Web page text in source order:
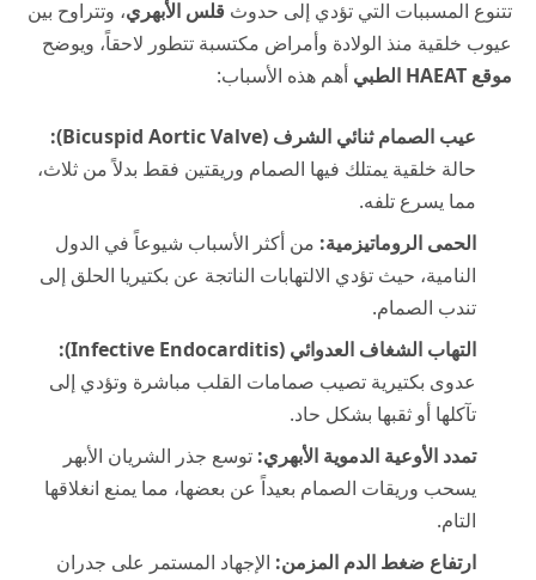
تتنوع المسببات التي تؤدي إلى حدوث قلس الأبهري، وتتراوح بين
عيوب خلقية منذ الولادة وأمراض مكتسبة تتطور لاحقاً، ويوضح
موقع HAEAT الطبي
أهم هذه الأسباب:
عيب الصمام ثنائي الشرف (Bicuspid Aortic Valve):
حالة خلقية يمتلك فيها الصمام وريقتين فقط بدلاً من ثلاث،
مما يسرع تلفه.
الحمى الروماتيزمية: من أكثر الأسباب شيوعاً في الدول
النامية، حيث تؤدي الالتهابات الناتجة عن بكتيريا الحلق إلى
تندب الصمام.
التهاب الشغاف العدوائي (Infective Endocarditis):
عدوى بكتيرية تصيب صمامات القلب مباشرة وتؤدي إلى
تآكلها أو ثقبها بشكل حاد.
تمدد الأوعية الدموية الأبهري: توسع جذر الشريان الأبهر
يسحب وريقات الصمام بعيداً عن بعضها، مما يمنع انغلاقها
التام.
ارتفاع ضغط الدم المزمن: الإجهاد المستمر على جدران